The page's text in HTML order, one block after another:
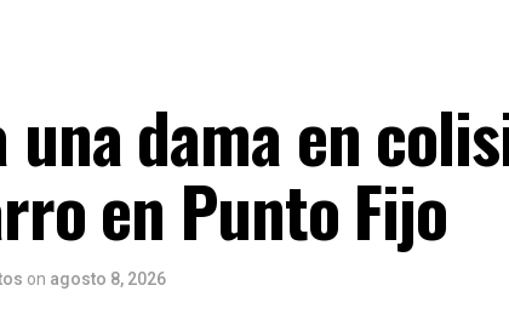
una dama en
en Punto Fijo
on agosto 8, 2026